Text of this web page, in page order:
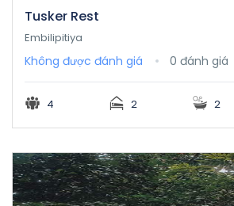
Tusker Rest
Embilipitiya
Không được đánh giá 0 đánh giá
4 2 2